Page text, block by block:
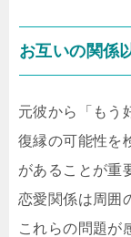
お互いの関係
元彼から「もう
復縁の可能性を
があることが重
恋愛関係は周囲
これらの問題が